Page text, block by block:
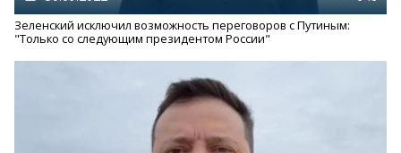
Зеленский исключил возможность переговоров с Путиным:
"Только со следующим президентом России"